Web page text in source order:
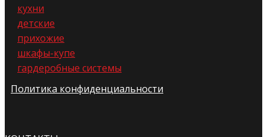
кухни
детские
прихожие
шкафы-купе
гардеробные системы
Политика конфиденциальности